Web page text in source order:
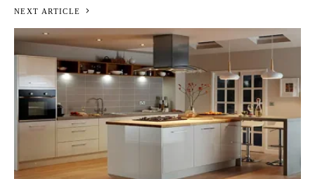
NEXT ARTICLE